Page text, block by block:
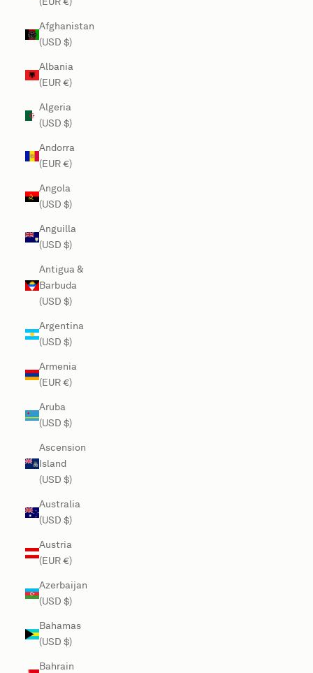
Afghanistan
(USD $)
Albania
(EUR €)
Algeria
(USD $)
Andorra
(EUR €)
Angola
(USD $)
Anguilla
(USD $)
Antigua &
Barbuda
(USD $)
Argentina
(USD $)
Armenia
(EUR €)
Aruba
(USD $)
Ascension
Island
(USD $)
Australia
(USD $)
Austria
(EUR €)
Azerbaijan
(USD $)
Bahamas
(USD $)
Bahrain